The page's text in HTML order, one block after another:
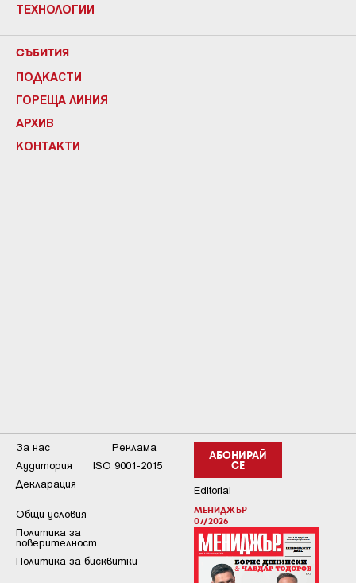
ТЕХНОЛОГИИ
СЪБИТИЯ
ПОДКАСТИ
ГОРЕЩА ЛИНИЯ
АРХИВ
КОНТАКТИ
АБОНИРАЙ
СЕ
Editorial
МЕНИДЖЪР
07/2026
За нас
Реклама
Аудитория
ISO 9001-2015
Декларация
Общи условия
Пoлитикa зa
пoвepитeлнocт
Политика за бисквитки